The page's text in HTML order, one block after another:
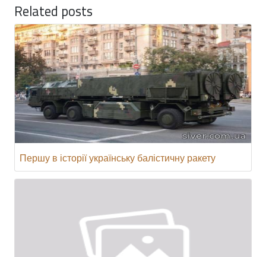
Related posts
Першу в історії українську балістичну ракету